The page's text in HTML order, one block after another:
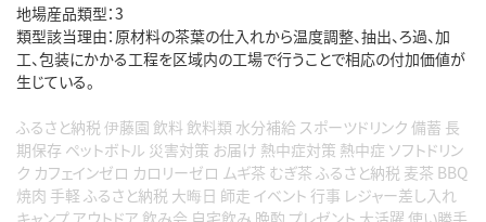
地場産品類型：3
類型該当理由：原材料の茶葉の仕入れから温度調整、抽出、ろ過、加
工、包装にかかる工程を区域内の工場で行うことで相応の付加価値が
生じている。
ふるさと納税 伊藤園 飲料 飲料類 水分補給 スポーツドリンク 備蓄 長
期保存 ペットボトル 災害対策 お届け 熱中症対策 熱中症 ソフトドリン
ク カフェインゼロ カロリーゼロ ムギ茶 むぎ茶 ふるさと納税 麦茶 BBQ
焼肉 手軽 ふるさと納税 大晦日 師走 イベント 行事 レジャー差し入れ
キャンプ アウトドア 飲み会 自宅飲み 晩酌 プレゼント 大活躍 使い勝手